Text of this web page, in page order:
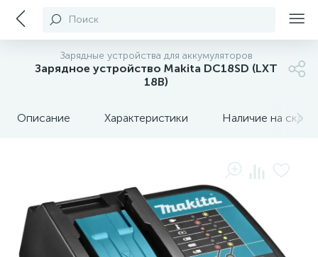
Поиск
Зарядные устройства для аккумуляторов
Зарядное устройство Makita DC18SD (LXT
18В)
Описание Характеристики Наличие на